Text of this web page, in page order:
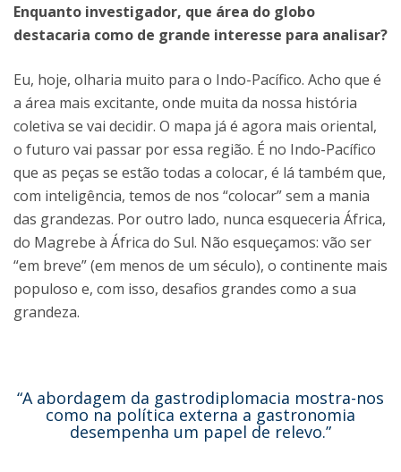
Enquanto investigador, que área do globo
destacaria como de grande interesse para analisar?
Eu, hoje, olharia muito para o Indo-Pacífico. Acho que é
a área mais excitante, onde muita da nossa história
coletiva se vai decidir. O mapa já é agora mais oriental,
o futuro vai passar por essa região. É no Indo-Pacífico
que as peças se estão todas a colocar, é lá também que,
com inteligência, temos de nos “colocar” sem a mania
das grandezas. Por outro lado, nunca esqueceria África,
do Magrebe à África do Sul. Não esqueçamos: vão ser
“em breve” (em menos de um século), o continente mais
populoso e, com isso, desafios grandes como a sua
grandeza.
“A abordagem da gastrodiplomacia mostra-nos
como na política externa a gastronomia
desempenha um papel de relevo.”